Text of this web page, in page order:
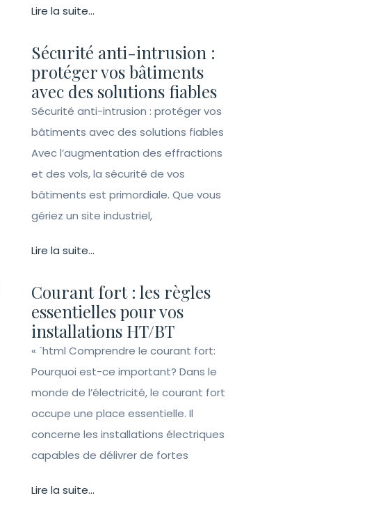
Lire la suite...
Sécurité anti-intrusion :
protéger vos bâtiments
avec des solutions fiables
Sécurité anti-intrusion : protéger vos
bâtiments avec des solutions fiables
Avec l’augmentation des effractions
et des vols, la sécurité de vos
bâtiments est primordiale. Que vous
gériez un site industriel,
Lire la suite...
Courant fort : les règles
essentielles pour vos
installations HT/BT
« `html Comprendre le courant fort:
Pourquoi est-ce important? Dans le
monde de l’électricité, le courant fort
occupe une place essentielle. Il
concerne les installations électriques
capables de délivrer de fortes
Lire la suite...